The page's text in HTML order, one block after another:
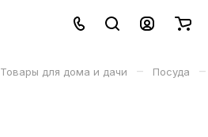
Товары для дома и дачи – Посуда –